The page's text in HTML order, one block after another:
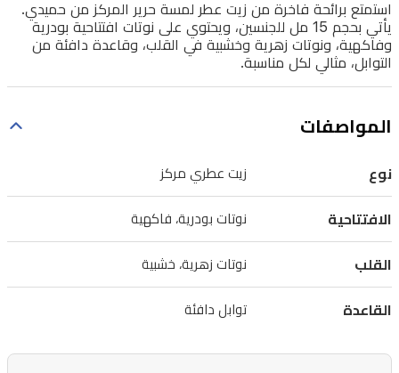
ونوتات
زهرية
وخشبية
القلب،
دافئة
من
التوابل،
مثالي
لكل
مناسبة.
استمتع برائحة فاخرة من زيت عطر لمسة حرير المركز من حميدي.
يأتي بحجم 15 مل للجنسين، ويحتوي على نوتات افتتاحية بودرية
وفاكهية، ونوتات زهرية وخشبية في القلب، وقاعدة دافئة من
التوابل، مثالي لكل مناسبة.
المواصفات
نوع زيت عطري مركز
الافتتاحية نوتات بودرية، فاكهية
القلب نوتات زهرية، خشبية
القاعدة توابل دافئة